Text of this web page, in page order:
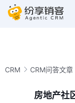
CRM CRM问答文章
房地产社